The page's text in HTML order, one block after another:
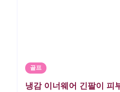
골프
냉감 이너웨어 긴팔이 피